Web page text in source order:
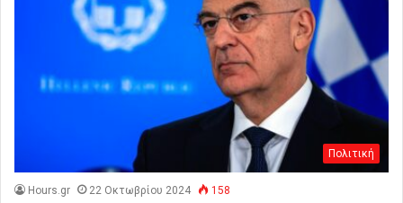
Πολιτική
Hours.gr 22 Οκτωβρίου 2024 158